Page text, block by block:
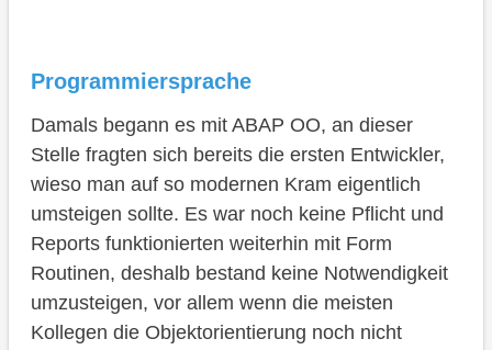
Programmiersprache
Damals begann es mit ABAP OO, an dieser
Stelle fragten sich bereits die ersten Entwickler,
wieso man auf so modernen Kram eigentlich
umsteigen sollte. Es war noch keine Pflicht und
Reports funktionierten weiterhin mit Form
Routinen, deshalb bestand keine Notwendigkeit
umzusteigen, vor allem wenn die meisten
Kollegen die Objektorientierung noch nicht